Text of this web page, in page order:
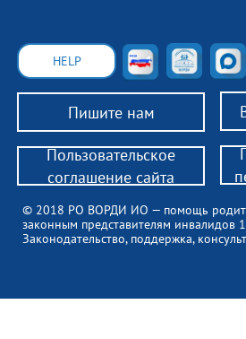
Пишите нам
© 2018 РО ВОРДИ ИО — помощь
законным представителям
Законодательство, поддержка,
HELP
Пользовательское
соглашение сайта